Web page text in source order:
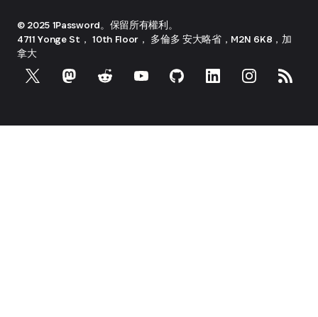
© 2025 1Password。保留所有權利。
4711 Yonge St， 10th Floor， 多倫多 安大略省，M2N 6K8，加
拿大